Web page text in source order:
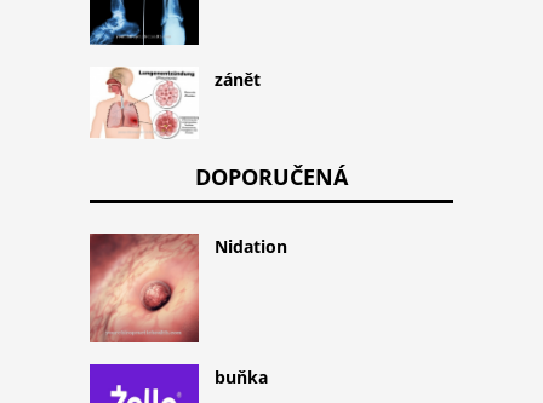
zánět
DOPORUČENÁ
Nidation
buňka